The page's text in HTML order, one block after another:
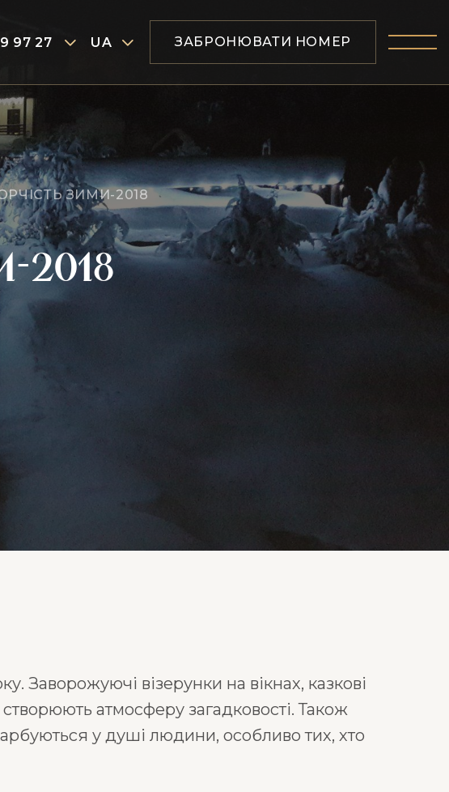
97 27 UA ЗАБРОНЮВАТИ НОМЕР
ЗИМИ-2018
2018
Заворожуючі візерунки на вікнах, казкові
атмосферу загадковості. Також
у душі людини, особливо тих, хто